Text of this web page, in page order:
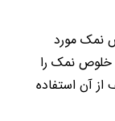
نمک مورد
خلوص نمک را
آن استفاده